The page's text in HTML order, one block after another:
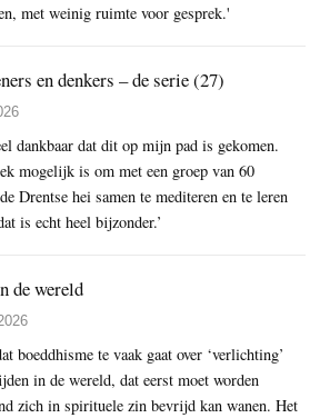
met weinig ruimte voor gesprek.'
en denkers – de serie (27)
dankbaar dat dit op mijn pad is gekomen.
mogelijk is om met een groep van 60
Drentse hei samen te mediteren en te leren
is echt heel bijzonder.’
de wereld
boeddhisme te vaak gaat over ‘verlichting’
in de wereld, dat eerst moet worden
zich in spirituele zin bevrijd kan wanen. Het